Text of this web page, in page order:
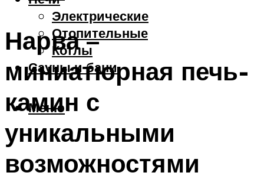
Электрические
Отопительные
Котлы
Сауны и бани
Меню
Нарва –
миниатюрная печь-
камин с
уникальными
возможностями